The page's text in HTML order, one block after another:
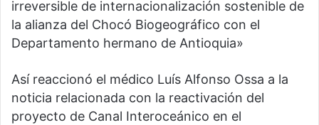
irreversible de internacionalización sostenible de
la alianza del Chocó Biogeográfico con el
Departamento hermano de Antioquia»
Así reaccionó el médico Luís Alfonso Ossa a la
noticia relacionada con la reactivación del
proyecto de Canal Interoceánico en el